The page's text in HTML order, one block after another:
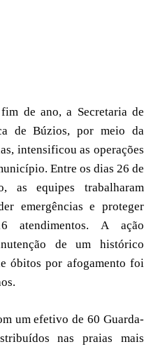
de ano, a Secretaria de
de Búzios, por meio da
intensificou as operações
Entre os dias 26 de
as equipes trabalharam
emergências e proteger
atendimentos. A ação
de um histórico
óbitos por afogamento foi
um efetivo de 60 Guarda-
nas praias mais